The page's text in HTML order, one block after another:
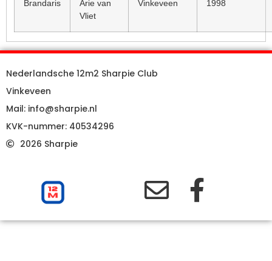
Brandaris
Arie van
Vliet
Vinkeveen 1998
Nederlandsche 12m2 Sharpie Club
Vinkeveen
Mail: info@sharpie.nl
KVK-nummer: 40534296
2026 Sharpie